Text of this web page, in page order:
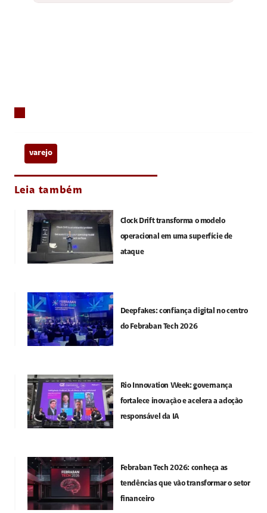
varejo
Leia também
Clock Drift transforma o modelo
operacional em uma superfície de
ataque
Deepfakes: confiança digital no centro
do Febraban Tech 2026
Rio Innovation Week: governança
fortalece inovação e acelera a adoção
responsável da IA
Febraban Tech 2026: conheça as
tendências que vão transformar o setor
financeiro